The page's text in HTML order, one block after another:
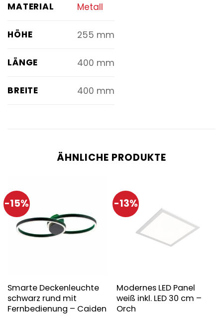
MATERIAL Metall
HÖHE 255 mm
LÄNGE 400 mm
BREITE 400 mm
ÄHNLICHE PRODUKTE
-15%
Smarte Deckenleuchte
schwarz rund mit
Fernbedienung – Caiden
-13%
Modernes LED Panel
weiß inkl. LED 30 cm –
Orch